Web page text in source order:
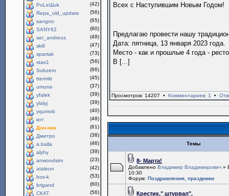
PoLeШuk
(42)
Repa_old_update
(56)
sangoo
(65)
SANY62
(60)
ser_andreus
(49)
skifi
(47)
spartak
(73)
stas1
(56)
Subzero
(66)
ttermitt
(45)
umune
(37)
yfalek
(39)
ylalyj
(39)
yqumob
(40)
кот
(48)
Дон-ник
(61)
Дмитро
(38)
a.balla
(46)
alyhy
(39)
anwoodsim
(23)
ataleon
(42)
bos-k
(53)
brigand
(60)
СКАТ
(56)
Всех с Наступившим Новым Годом!
Предлагаю провести нашу
Дата: пятница, 13 января 2023 года.
Место - как и прошлые 4 года -
В [...]
Просмотров: 14207 •Комментариев: 1 •
Темы
8- Марта!
ДобавленоВладимир Владимирович »
10:30
Форум:Поздравления, праздники
Крестик." штурвал".